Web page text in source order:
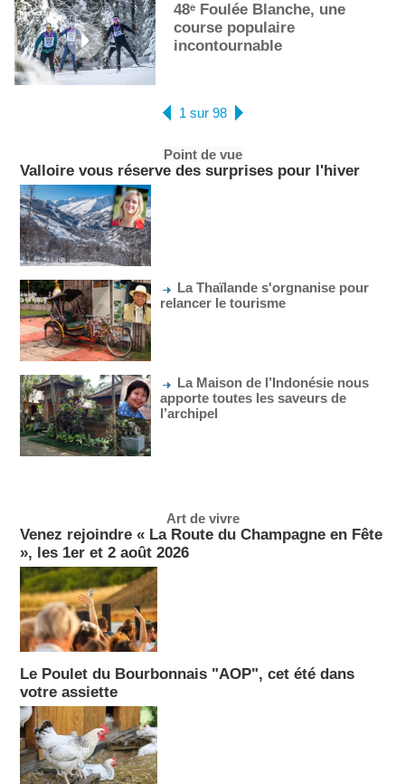
48ᵉ Foulée Blanche, une
course populaire
incontournable
1 sur 98
Point de vue
Valloire vous réserve des surprises pour l'hiver
La Thaïlande s'orgnanise pour
relancer le tourisme
La Maison de l’Indonésie nous
apporte toutes les saveurs de
l’archipel
Art de vivre
Venez rejoindre « La Route du Champagne en Fête
», les 1er et 2 août 2026
Le Poulet du Bourbonnais "AOP", cet été dans
votre assiette